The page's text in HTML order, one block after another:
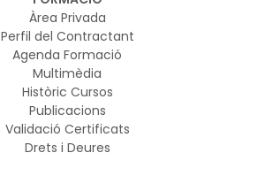
Àrea Privada
Perfil del Contractant
Agenda Formació
Multimèdia
Històric Cursos
Publicacions
Validació Certificats
Drets i Deures